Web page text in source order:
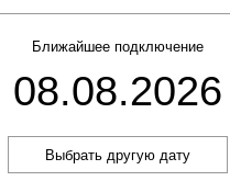
Ближайшее подключение
08.08.2026